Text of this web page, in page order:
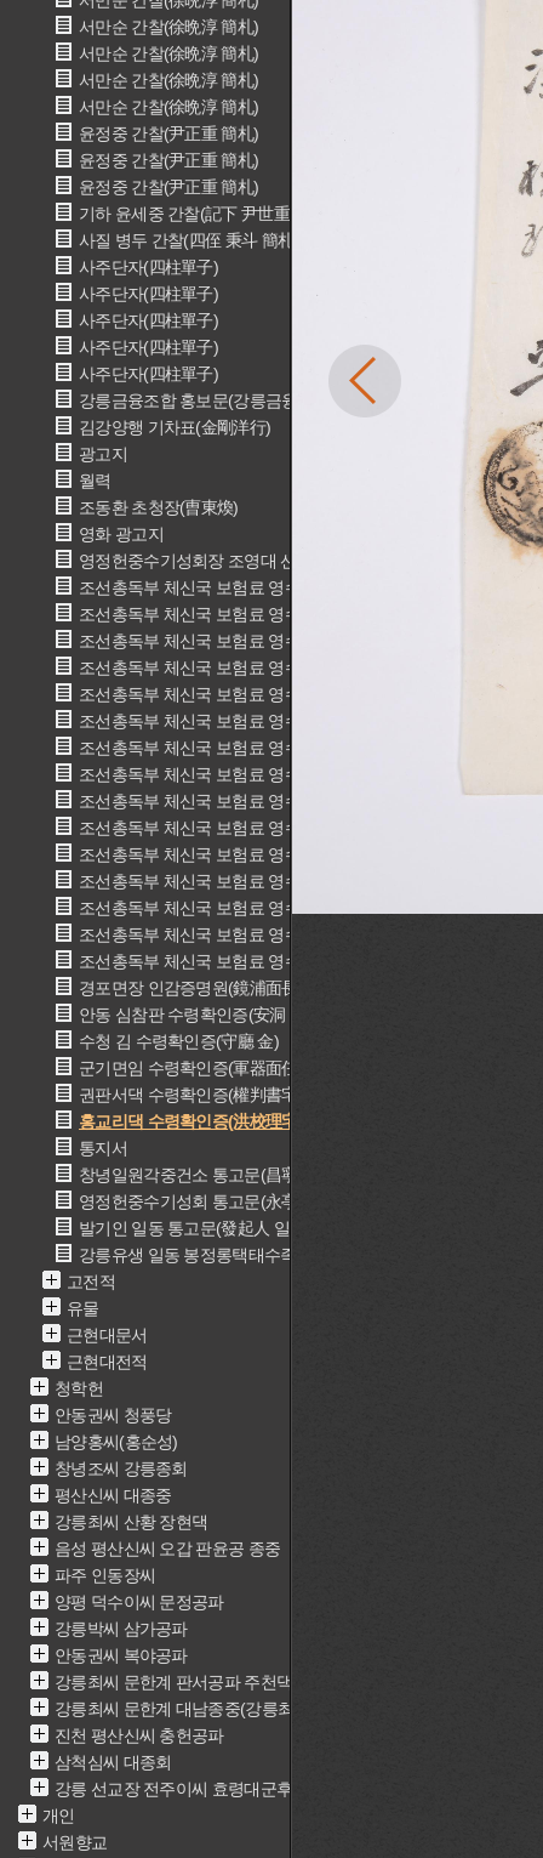
서만순 간찰(徐晩淳 簡札)
서만순 간찰(徐晩淳 簡札)
서만순 간찰(徐晩淳 簡札)
서만순 간찰(徐晩淳 簡札)
윤정중 간찰(尹正重 簡札)
윤정중 간찰(尹正重 簡札)
윤정중 간찰(尹正重 簡札)
기하 윤세중 간찰(記下 尹世重 簡札)
사질 병두 간찰(四侄 秉斗 簡札)
사주단자(四柱單子)
사주단자(四柱單子)
사주단자(四柱單子)
사주단자(四柱單子)
사주단자(四柱單子)
강릉금융조합 홍보문(강릉금융조합)
김강양행 기차표(金剛洋行)
광고지
월력
조동환 초청장(曺東煥)
영화 광고지
영정헌중수기성회장 조영대 선임상(永亭軒重修期成會長 曺永大
조선총독부 체신국 보험료 영수장(조선총독부 체신국)
조선총독부 체신국 보험료 영수장(조선총독부 체신국)
조선총독부 체신국 보험료 영수장(조선총독부 체신국)
조선총독부 체신국 보험료 영수장(조선총독부 체신국)
조선총독부 체신국 보험료 영수장(조선총독부 체신국)
조선총독부 체신국 보험료 영수장(조선총독부 체신국)
조선총독부 체신국 보험료 영수장(조선총독부 체신국)
조선총독부 체신국 보험료 영수장(조선총독부 체신국)
조선총독부 체신국 보험료 영수장(조선총독부 체신국)
조선총독부 체신국 보험료 영수장(조선총독부 체신국)
조선총독부 체신국 보험료 영수장(조선총독부 체신국)
조선총독부 체신국 보험료 영수장(조선총독부 체신국)
조선총독부 체신국 보험료 영수장(조선총독부 체신국)
조선총독부 체신국 보험료 영수장(조선총독부 체신국)
조선총독부 체신국 보험료 영수장(조선총독부 체신국)
경포면장 인감증명원(鏡浦面長)
안동 심참판 수령확인증(安洞 沈參判)
수청 김 수령확인증(守廳 金)
군기면임 수령확인증(軍器面任)
권판서댁 수령확인증(權判書宅)
홍교리댁 수령확인증(洪校理宅)
통지서
창녕일원각중건소 통고문(昌寧一源閣重建所)
영정헌중수기성회 통고문(永亭軒重修期成會)
발기인 일동 통고문(發起人 일동)
강릉유생 일동 봉정롱택태수족자(江陵儒生 일동 奉呈瀧澤太守簇
고전적
유물
근현대문서
근현대전적
청학헌
안동권씨 청풍당
남양홍씨(홍순성)
창녕조씨 강릉종회
평산신씨 대종중
강릉최씨 산황 장현댁
음성 평산신씨 오갑 판윤공 종중
파주 인동장씨
양평 덕수이씨 문정공파
강릉박씨 삼가공파
안동권씨 복야공파
강릉최씨 문한계 판서공파 주천댁(최근중)
강릉최씨 문한계 대남종중(강릉최씨 문한계 재실)
진천 평산신씨 충헌공파
삼척심씨 대종회
강릉 선교장 전주이씨 효령대군후손가
개인
서원향교